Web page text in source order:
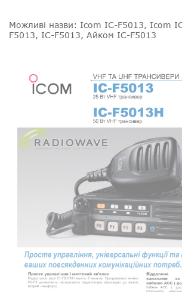
Можливі назви: Icom IC-F5013, Icom
F5013, IC-F5013, Айком IC-F5013